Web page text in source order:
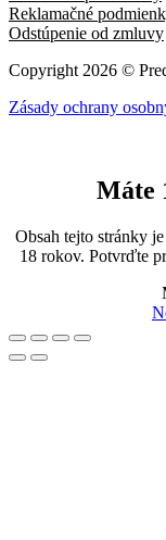
Reklamačné
Odstúpenie od zmluvy
Copyright 2026 ©
Zásady ochrany
Máte
Obsah tejto stránky
18 rokov. Potvrďte